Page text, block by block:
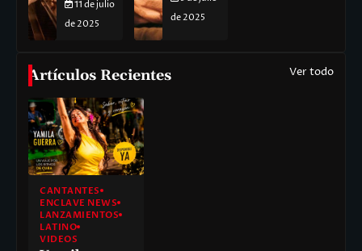
11 de julio
de 2025
de 2025
Artículos Recientes Ver todo
CANTANTES
ENCLAVE NEWS
LANZAMIENTOS
LATINO
VIDEOS